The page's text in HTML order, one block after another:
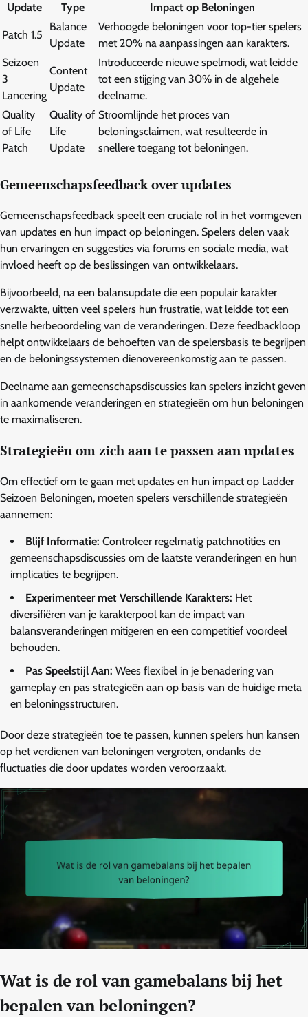
Update
Type Impact op Beloningen
Patch 1.5
Balance
Update
Verhoogde beloningen voor top-tier spelers
met 20% na aanpassingen aan karakters.
Seizoen
3
Lancering
Content
Update
Introduceerde nieuwe spelmodi, wat leidde
tot een stijging van 30% in de algehele
deelname.
Quality
of Life
Patch
Quality of
Life
Update
Stroomlijnde het proces van
beloningsclaimen, wat resulteerde in
snellere toegang tot beloningen.
Gemeenschapsfeedback over updates
Gemeenschapsfeedback speelt een cruciale rol in het vormgeven
van updates en hun impact op beloningen. Spelers delen vaak
hun ervaringen en suggesties via forums en sociale media, wat
invloed heeft op de beslissingen van ontwikkelaars.
Bijvoorbeeld, na een balansupdate die een populair karakter
verzwakte, uitten veel spelers hun frustratie, wat leidde tot een
snelle herbeoordeling van de veranderingen. Deze feedbackloop
helpt ontwikkelaars de behoeften van de spelersbasis te begrijpen
en de beloningssystemen dienovereenkomstig aan te passen.
Deelname aan gemeenschapsdiscussies kan spelers inzicht geven
in aankomende veranderingen en strategieën om hun beloningen
te maximaliseren.
Strategieën om zich aan te passen aan updates
Om effectief om te gaan met updates en hun impact op Ladder
Seizoen Beloningen, moeten spelers verschillende strategieën
aannemen:
Blijf Informatie: Controleer regelmatig patchnotities en
gemeenschapsdiscussies om de laatste veranderingen en hun
implicaties te begrijpen.
Experimenteer met Verschillende Karakters: Het
diversifiëren van je karakterpool kan de impact van
balansveranderingen mitigeren en een competitief voordeel
behouden.
Pas Speelstijl Aan: Wees flexibel in je benadering van
gameplay en pas strategieën aan op basis van de huidige meta
en beloningsstructuren.
Door deze strategieën toe te passen, kunnen spelers hun kansen
op het verdienen van beloningen vergroten, ondanks de
fluctuaties die door updates worden veroorzaakt.
Wat is de rol van gamebalans bij het
bepalen van beloningen?